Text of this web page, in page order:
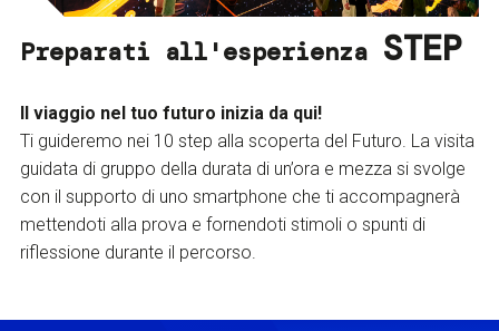
Preparati all'esperienza STEP
Il viaggio nel tuo futuro inizia da qui!
Ti guideremo nei 10 step alla scoperta del Futuro. La visita
guidata di gruppo della durata di un’ora e mezza si svolge
con il supporto di uno smartphone che ti accompagnerà
mettendoti alla prova e fornendoti stimoli o spunti di
riflessione durante il percorso.